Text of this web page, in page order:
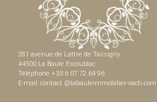
281 avenue de Lattre de Tassigny
44500 La Baule Escoublac
Téléphone +33 6 07 72 64 96
E-mail :contact @labauleimmobilier-vacti.com